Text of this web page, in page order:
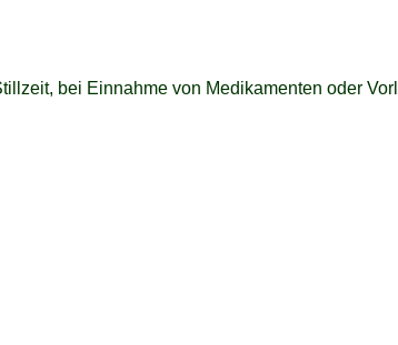
bei Einnahme von Medikamenten oder